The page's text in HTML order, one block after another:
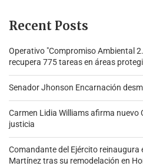
Recent Posts
Operativo "Compromiso Ambiental
recupera 775 tareas en áreas
Senador Jhonson Encarnación
Carmen Lidia Williams afirma nuevo
justicia
Comandante del Ejército reinaugura
Martínez tras su remodelación en